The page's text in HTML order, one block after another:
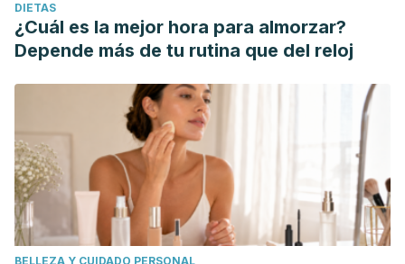
DIETAS
¿Cuál es la mejor hora para almorzar?
Depende más de tu rutina que del reloj
BELLEZA Y CUIDADO PERSONAL